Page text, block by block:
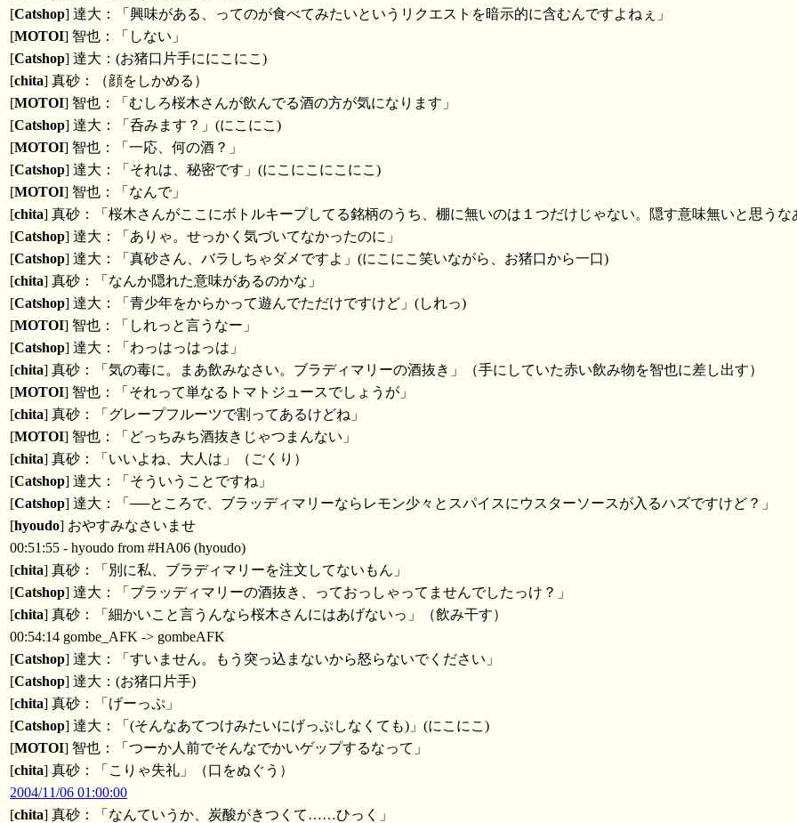
[Catshop] 達大：「興味がある、ってのが食べてみたいというリクエストを暗示的に含むんですよねぇ」
[MOTOI] 智也：「しない」
[Catshop] 達大：(お猪口片手ににこにこ)
[chita] 真砂：（顔をしかめる）
[MOTOI] 智也：「むしろ桜木さんが飲んでる酒の方が気になります」
[Catshop] 達大：「呑みます？」(にこにこ)
[MOTOI] 智也：「一応、何の酒？」
[Catshop] 達大：「それは、秘密です」(にこにこにこにこ)
[MOTOI] 智也：「なんで」
[chita] 真砂：「桜木さんがここにボトルキープしてる銘柄のうち、棚に無いのは１つだけじゃない。隠す意味無いと思うな
[Catshop] 達大：「ありゃ。せっかく気づいてなかったのに」
[Catshop] 達大：「真砂さん、バラしちゃダメですよ」(にこにこ笑いながら、お猪口から一口)
[chita] 真砂：「なんか隠れた意味があるのかな」
[Catshop] 達大：「青少年をからかって遊んでただけですけど」(しれっ)
[MOTOI] 智也：「しれっと言うなー」
[Catshop] 達大：「わっはっはっは」
[chita] 真砂：「気の毒に。まあ飲みなさい。ブラディマリーの酒抜き」（手にしていた赤い飲み物を智也に差し出す）
[MOTOI] 智也：「それって単なるトマトジュースでしょうが」
[chita] 真砂：「グレープフルーツで割ってあるけどね」
[MOTOI] 智也：「どっちみち酒抜きじゃつまんない」
[chita] 真砂：「いいよね、大人は」（ごくり）
[Catshop] 達大：「そういうことですね」
[Catshop] 達大：「──ところで、ブラッディマリーならレモン少々とスパイスにウスターソースが入るハズですけど？」
[hyoudo] おやすみなさいませ
00:51:55 - hyoudo from #HA06 (hyoudo)
[chita] 真砂：「別に私、ブラディマリーを注文してないもん」
[Catshop] 達大：「ブラッディマリーの酒抜き、っておっしゃってませんでしたっけ？」
[chita] 真砂：「細かいこと言うんなら桜木さんにはあげないっ」（飲み干す）
00:54:14 gombe_AFK -> gombeAFK
[Catshop] 達大：「すいません。もう突っ込まないから怒らないでください」
[Catshop] 達大：(お猪口片手)
[chita] 真砂：「げーっぷ」
[Catshop] 達大：「(そんなあてつけみたいにげっぷしなくても)」(にこにこ)
[MOTOI] 智也：「つーか人前でそんなでかいゲップするなって」
[chita] 真砂：「こりゃ失礼」（口をぬぐう）
2004/11/06 01:00:00
[chita] 真砂：「なんていうか、炭酸がきつくて……ひっく」